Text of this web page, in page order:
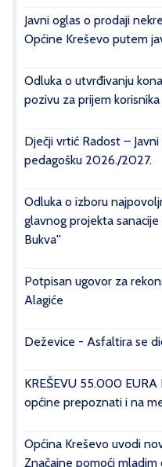
Javni oglas o prodaji
Općine Kreševo putem
Odluka o utvrđivanju
pozivu za prijem
Dječji vrtić Radost –
pedagošku 2026./2027.
Odluka o izboru
glavnog projekta
Bukva''
Potpisan ugovor za
Alagiće
Deževice - Asfaltira se
KREŠEVU 55.000
općine prepoznati i na
Općina Kreševo uvodi
Značajne pomoći